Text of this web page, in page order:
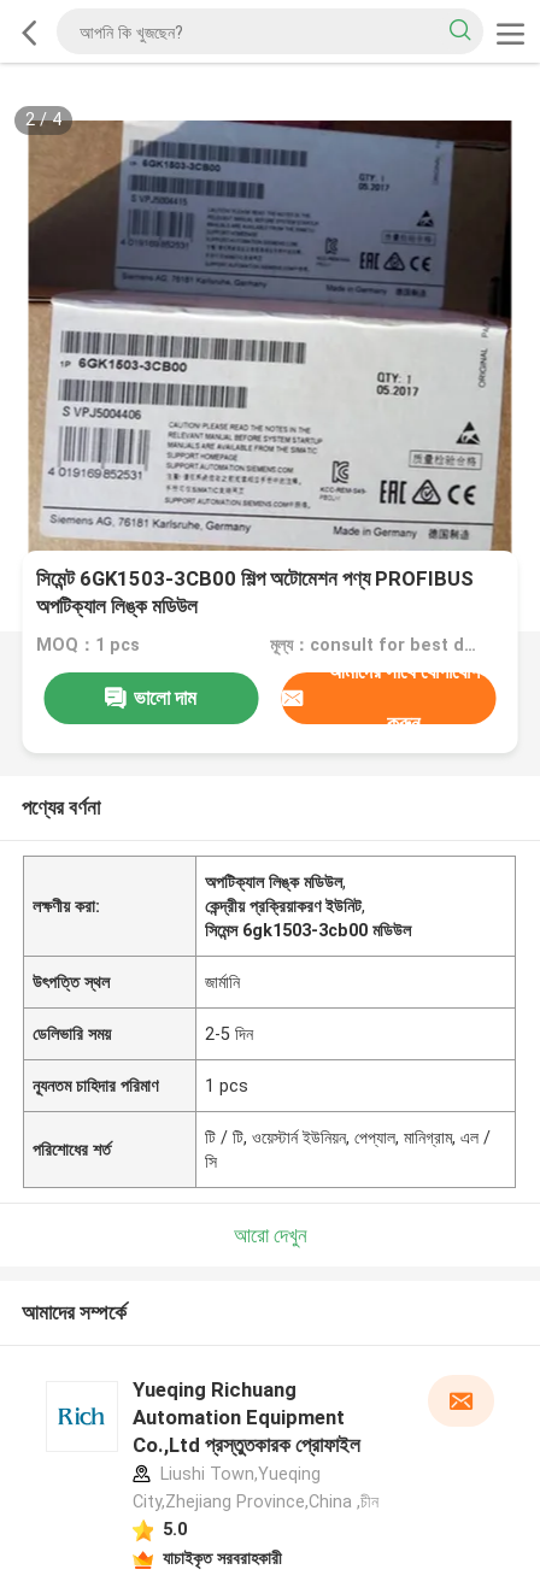
2/4
সিমেন্ট 6GK1503-3CB00 শিল্প অটোমেশন পণ্য PROFIBUS
অপটিক্যাল লিঙ্ক মডিউল
MOQ：1 pcs মূল্য：consult for best discount
ভালো দাম
আমাদের সাথে যোগাযোগ
করুন
পণ্যের বর্ণনা
লক্ষণীয় করা:
অপটিক্যাল লিঙ্ক মডিউল,
কেন্দ্রীয় প্রক্রিয়াকরণ ইউনিট,
সিমেন্স 6gk1503-3cb00 মডিউল
উৎপত্তি স্থল জার্মানি
ডেলিভারি সময় 2-5 দিন
ন্যূনতম চাহিদার পরিমাণ 1 pcs
পরিশোধের শর্ত
টি / টি, ওয়েস্টার্ন ইউনিয়ন, পেপ্যাল, মানিগ্রাম, এল /
সি
আরো দেখুন
আমাদের সম্পর্কে
Yueqing Richuang
Automation Equipment
Co.,Ltd প্রস্তুতকারক প্রোফাইল
Liushi Town,Yueqing
City,Zhejiang Province,China ,চীন
5.0
যাচাইকৃত সরবরাহকারী